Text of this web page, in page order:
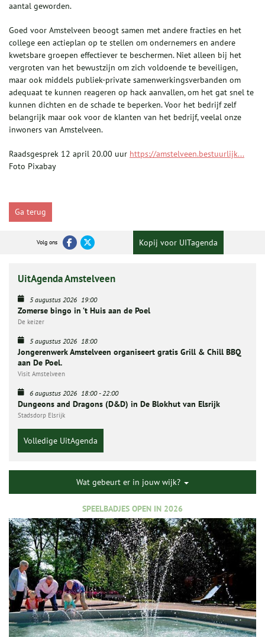
aantal geworden.
Goed voor Amstelveen beoogt samen met andere fracties en het
college een actieplan op te stellen om ondernemers en andere
kwetsbare groepen effectiever te beschermen. Niet alleen bij het
vergroten van het bewustzijn om zich voldoende te beveiligen,
maar ook middels publiek-private samenwerkingsverbanden om
adequaat te kunnen reageren op hack aanvallen, om het gat snel te
kunnen dichten en de schade te beperken. Voor het bedrijf zelf
belangrijk maar ook voor de klanten van het bedrijf, veelal onze
inwoners van Amstelveen.
Raadsgesprek 12 april 20.00 uur https://amstelveen.bestuurlijk...
Foto Pixabay
Ga terug
Volg ons Kopij voor UITagenda
UitAgenda Amstelveen
5 augustus 2026 19:00
Zomerse bingo in ’t Huis aan de Poel
De keizer
5 augustus 2026 18:00
Jongerenwerk Amstelveen organiseert gratis Grill & Chill BBQ
aan De Poel.
Visit Amstelveen
6 augustus 2026 18:00-22:00
Dungeons and Dragons (D&D) in De Blokhut van Elsrijk
Stadsdorp Elsrijk
Volledige UitAgenda
Wat gebeurt er in jouw wijk?
SPEELBADJES OPEN IN 2026